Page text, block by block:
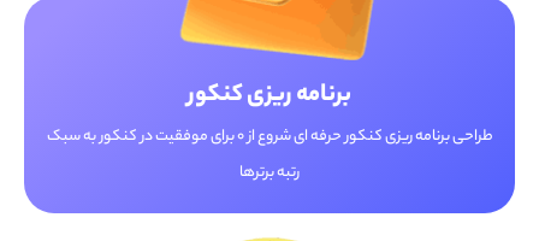
برنامه ریزی کنکور
طراحی برنامه ریزی کنکور حرفه ای شروع از 0 برای موفقیت در کنکور به سبک
رتبه برترها